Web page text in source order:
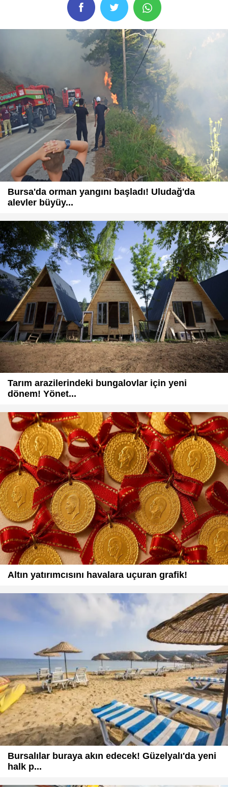
Bursa'da orman yangını başladı! Uludağ'da
alevler büyüy...
Tarım arazilerindeki bungalovlar için yeni
dönem! Yönet...
Altın yatırımcısını havalara uçuran grafik!
Bursalılar buraya akın edecek! Güzelyalı'da yeni
halk p...